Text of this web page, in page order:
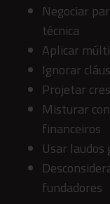
Negociar
técnica
Aplicar
Ignorar
Projetar
Misturar
financeiros
Usar laudos
fundadores